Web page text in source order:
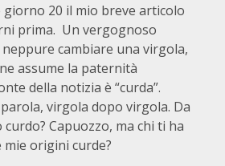
20 il mio breve articolo
prima. Un vergognoso
cambiare una virgola,
assume la paternità
della notizia è “curda”.
virgola dopo virgola. Da
Capuozzo, ma chi ti ha
origini curde?